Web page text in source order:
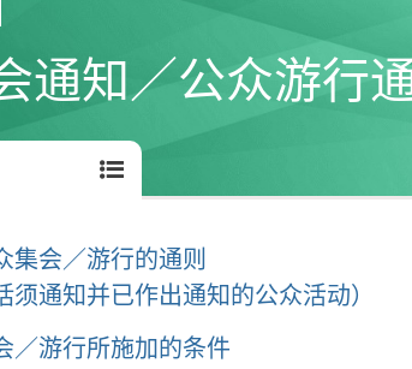
通知／公众游行
集会／游行的通则
须通知并已作出通知的公众活动）
／游行所施加的条件